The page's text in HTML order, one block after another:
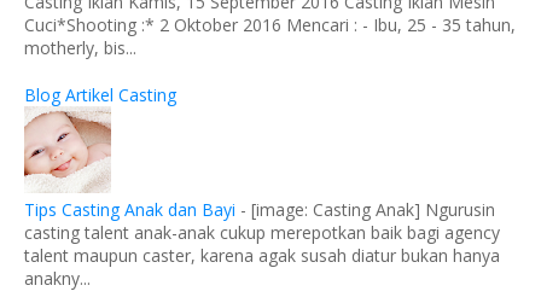
Cuci*Shooting :* 2 Oktober 2016 Mencari : - Ibu, 25 - 35 tahun,
motherly, bis...
Blog Artikel Casting
Tips Casting Anak dan Bayi - [image: Casting Anak] Ngurusin
casting talent anak-anak cukup merepotkan baik bagi agency
talent maupun caster, karena agak susah diatur bukan hanya
anakny...